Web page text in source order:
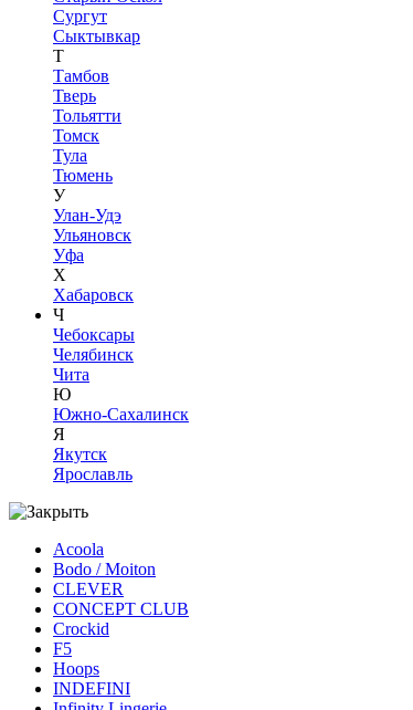
Сургут
Сыктывкар
Т
Тамбов
Тверь
Тольятти
Томск
Тула
Тюмень
У
Улан-Удэ
Ульяновск
Уфа
Х
Хабаровск
Ч
Чебоксары
Челябинск
Чита
Ю
Южно-Сахалинск
Я
Якутск
Ярославль
Acoola
Bodo / Moiton
CLEVER
CONCEPT CLUB
Crockid
F5
Hoops
INDEFINI